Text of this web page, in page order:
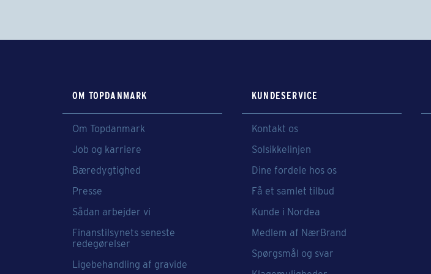
OM TOPDANMARK
Om Topdanmark
Job og karriere
Bæredygtighed
Presse
Sådan arbejder vi
Finanstilsynets seneste
redegørelser
Ligebehandling af gravide
KUNDESERVICE
Kontakt os
Solsikkelinjen
Dine fordele hos os
Få et samlet tilbud
Kunde i Nordea
Medlem af NærBrand
Spørgsmål og svar